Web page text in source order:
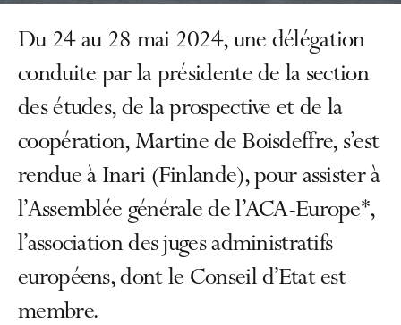
Du 24 au 28 mai 2024, une délégation
conduite par la présidente de la section
des études, de la prospective et de la
coopération, Martine de Boisdeffre, s’est
rendue à Inari (Finlande), pour assister à
l’Assemblée générale de l’ACA-Europe*,
l’association des juges administratifs
européens, dont le Conseil d’Etat est
membre.